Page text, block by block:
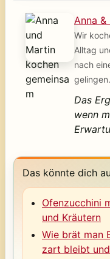
Anna
Wir
Alltag
nach
gelingen.
Das
wenn
Das könnte dich
Ofenzucchini
und Kräutern
Wie brät man
zart bleibt